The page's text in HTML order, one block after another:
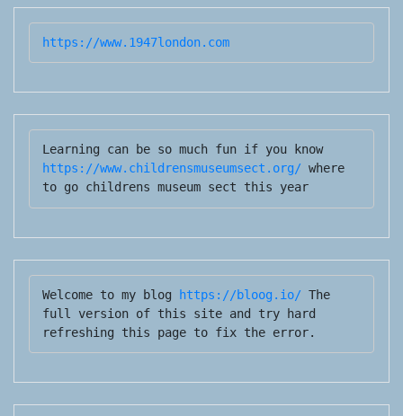
https://www.1947london.com
Learning can be so much fun if you know
https://www.childrensmuseumsect.org/ where
to go childrens museum sect this year
Welcome to my blog https://bloog.io/ The
full version of this site and try hard
refreshing this page to fix the error.